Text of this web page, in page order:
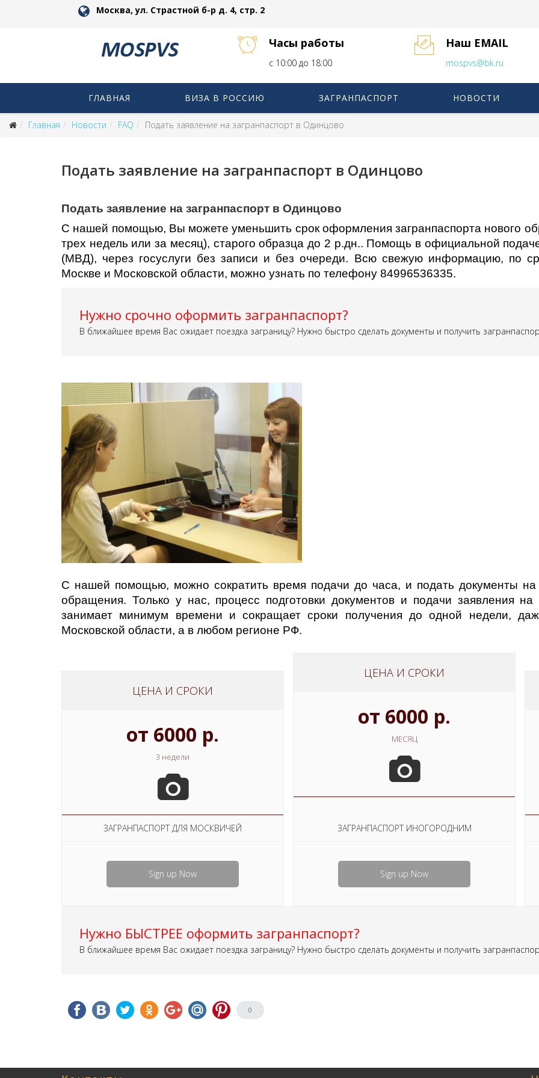
Москва, ул. Страстной б-р д. 4, стр. 2
Часы работы
с 10:00 до 18:00
Наш EMAIL
mospvs@bk.ru
ГЛАВНАЯ ВИЗА В РОССИЮ ЗАГРАНПАСПОРТ НОВОСТИ
Главная Новости FAQ Подать заявление на загранпаспорт в Одинцово
Подать заявление на загранпаспорт в Одинцово
Подать заявление на загранпаспорт в Одинцово
С нашей помощью, Вы можете уменьшить срок оформления загранпаспорта нового
трех недель или за месяц), старого образца до 2 р.дн.. Помощь в официальной
(МВД), через госуслуги без записи и без очереди. Всю свежую информацию, по
Москве и Московской области, можно узнать по телефону 84996536335.
Нужно срочно оформить загранпаспорт?
В ближайшее время Вас ожидает поездка заграницу? Нужно быстро сделать документы и получить
С нашей помощью, можно сократить время подачи до часа, и подать документы на
обращения. Только у нас, процесс подготовки документов и подачи заявления на
занимает минимум времени и сокращает сроки получения до одной недели,
Московской области, а в любом регионе РФ.
ЦЕНА И СРОКИ
от 6000 р.
3 недели
ЗАГРАНПАСПОРТ ДЛЯ МОСКВИЧЕЙ
Sign up Now
ЦЕНА И СРОКИ
от 6000 р.
МЕСЯЦ
ЗАГРАНПАСПОРТ ИНОГОРОДНИМ
Sign up Now
Нужно БЫСТРЕЕ оформить загранпаспорт?
В ближайшее время Вас ожидает поездка заграницу? Нужно быстро сделать документы и получить
0